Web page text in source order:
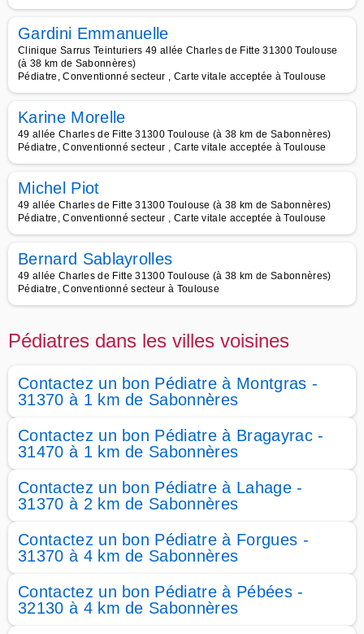
Gardini Emmanuelle
Clinique Sarrus Teinturiers 49 allée Charles de Fitte 31300 Toulouse
(à 38 km de Sabonnères)
Pédiatre, Conventionné secteur , Carte vitale acceptée à Toulouse
Karine Morelle
49 allée Charles de Fitte 31300 Toulouse (à 38 km de Sabonnères)
Pédiatre, Conventionné secteur , Carte vitale acceptée à Toulouse
Michel Piot
49 allée Charles de Fitte 31300 Toulouse (à 38 km de Sabonnères)
Pédiatre, Conventionné secteur , Carte vitale acceptée à Toulouse
Bernard Sablayrolles
49 allée Charles de Fitte 31300 Toulouse (à 38 km de Sabonnères)
Pédiatre, Conventionné secteur à Toulouse
Pédiatres dans les villes voisines
Contactez un bon Pédiatre à Montgras -
31370 à 1 km de Sabonnères
Contactez un bon Pédiatre à Bragayrac -
31470 à 1 km de Sabonnères
Contactez un bon Pédiatre à Lahage -
31370 à 2 km de Sabonnères
Contactez un bon Pédiatre à Forgues -
31370 à 4 km de Sabonnères
Contactez un bon Pédiatre à Pébées -
32130 à 4 km de Sabonnères